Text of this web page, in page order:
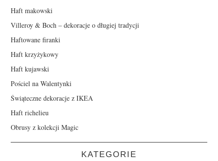
Haft makowski
Villeroy & Boch – dekoracje o długiej tradycji
Haftowane firanki
Haft krzyżykowy
Haft kujawski
Pościel na Walentynki
Świąteczne dekoracje z IKEA
Haft richelieu
Obrusy z kolekcji Magic
KATEGORIE